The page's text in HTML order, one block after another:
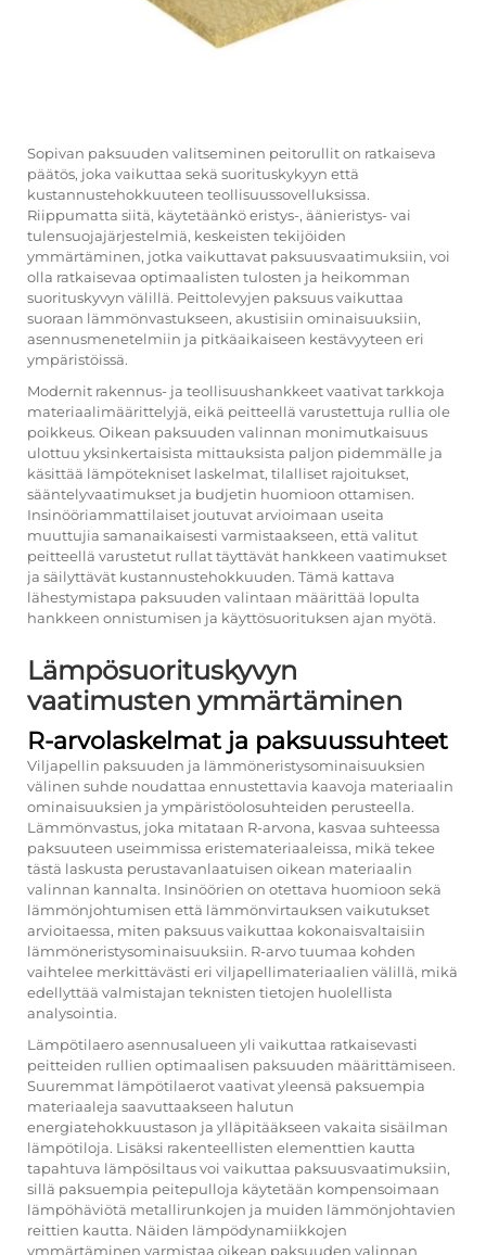
Sopivan paksuuden valitseminen peitorulliton ratkaiseva
päätös, joka vaikuttaa sekä suorituskykyyn että
kustannustehokkuuteen teollisuussovelluksissa.
Riippumatta siitä, käytetäänkö eristys-, äänieristys- vai
tulensuojajärjestelmiä, keskeisten tekijöiden
ymmärtäminen, jotka vaikuttavat paksuusvaatimuksiin, voi
olla ratkaisevaa optimaalisten tulosten ja heikomman
suorituskyvyn välillä. Peittolevyjen paksuus vaikuttaa
suoraan lämmönvastukseen, akustisiin ominaisuuksiin,
asennusmenetelmiin ja pitkäaikaiseen kestävyyteen eri
ympäristöissä.
Modernit rakennus- ja teollisuushankkeet vaativat tarkkoja
materiaalimäärittelyjä, eikä peitteellä varustettuja rullia ole
poikkeus. Oikean paksuuden valinnan monimutkaisuus
ulottuu yksinkertaisista mittauksista paljon pidemmälle ja
käsittää lämpötekniset laskelmat, tilalliset rajoitukset,
sääntelyvaatimukset ja budjetin huomioon ottamisen.
Insinööriammattilaiset joutuvat arvioimaan useita
muuttujia samanaikaisesti varmistaakseen, että valitut
peitteellä varustetut rullat täyttävät hankkeen vaatimukset
ja säilyttävät kustannustehokkuuden. Tämä kattava
lähestymistapa paksuuden valintaan määrittää lopulta
hankkeen onnistumisen ja käyttösuorituksen ajan myötä.
Lämpösuorituskyvyn
vaatimusten ymmärtäminen
R-arvolaskelmat ja paksuussuhteet
Viljapellin paksuuden ja lämmöneristysominaisuuksien
välinen suhde noudattaa ennustettavia kaavoja materiaalin
ominaisuuksien ja ympäristöolosuhteiden perusteella.
Lämmönvastus, joka mitataan R-arvona, kasvaa suhteessa
paksuuteen useimmissa eristemateriaaleissa, mikä tekee
tästä laskusta perustavanlaatuisen oikean materiaalin
valinnan kannalta. Insinöörien on otettava huomioon sekä
lämmönjohtumisen että lämmönvirtauksen vaikutukset
arvioitaessa, miten paksuus vaikuttaa kokonaisvaltaisiin
lämmöneristysominaisuuksiin. R-arvo tuumaa kohden
vaihtelee merkittävästi eri viljapellimateriaalien välillä, mikä
edellyttää valmistajan teknisten tietojen huolellista
analysointia.
Lämpötilaero asennusalueen yli vaikuttaa ratkaisevasti
peitteiden rullien optimaalisen paksuuden määrittämiseen.
Suuremmat lämpötilaerot vaativat yleensä paksuempia
materiaaleja saavuttaakseen halutun
energiatehokkuustason ja ylläpitääkseen vakaita sisäilman
lämpötiloja. Lisäksi rakenteellisten elementtien kautta
tapahtuva lämpösiltaus voi vaikuttaa paksuusvaatimuksiin,
sillä paksuempia peitepulloja käytetään kompensoimaan
lämpöhäviötä metallirunkojen ja muiden lämmönjohtavien
reittien kautta. Näiden lämpödynamiikkojen
ymmärtäminen varmistaa oikean paksuuden valinnan